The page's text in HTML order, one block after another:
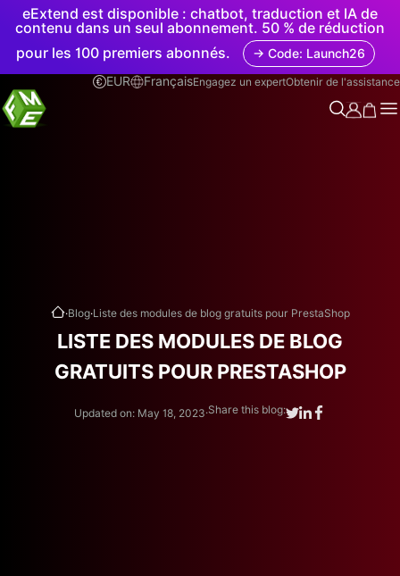
eExtend est disponible : chatbot, traduction et IA de
contenu dans un seul abonnement. 50 % de réduction
pour les 100 premiers abonnés.
→ Code: Launch26
EUR
FrançaisEngagez un expertObtenir de l'assistance
.Blog.Liste des modules de blog gratuits pour PrestaShop
LISTE DES MODULES DE BLOG
GRATUITS POUR PRESTASHOP
Updated on: May 18, 2023.Share this blog: